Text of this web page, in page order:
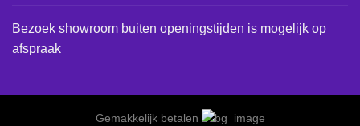
Bezoek showroom buiten openingstijden is mogelijk op
afspraak
Gemakkelijk betalen